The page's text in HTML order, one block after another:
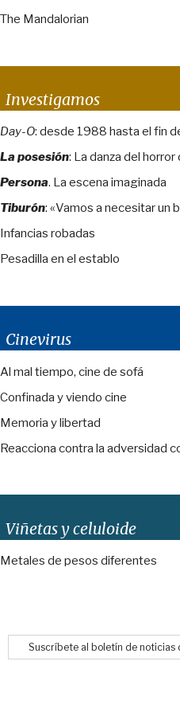
The Mandalorian
Investigamos
Day-O: desde 1988 hasta el fin
La posesión: La danza del
Persona. La escena imaginada
Tiburón: «Vamos a necesitar un
Infancias robadas
Pesadilla en el establo
Cinevirus
Al mal tiempo, cine de sofá
Confinada y viendo cine
Memoria y libertad
Reacciona contra la adversidad
Viñetas y celuloide
Metales de pesos diferentes
Suscríbete al boletín de noticias